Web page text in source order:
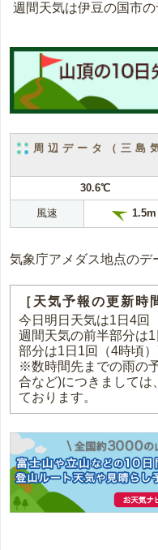
週間天気は伊豆の国市の
周辺データ（三島
30.6℃
風速 1.5m
気象庁アメダス地点のデ
［天気予報の更新時
今日明日天気は1日4回
週間天気の前半部分は
部分は1日1回（4時頃）
※数時間先までの雨の
合など)につきましては
ております。